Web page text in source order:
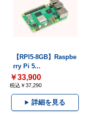
【RPI5-8GB】Raspbe
rry Pi 5...
￥33,900
税込￥37,290
詳細を見る